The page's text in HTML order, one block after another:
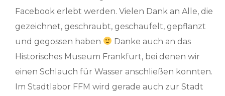
Facebook erlebt werden. Vielen Dank an Alle, die
gezeichnet, geschraubt, geschaufelt, gepflanzt
und gegossen haben
Danke auch an das
Historisches Museum Frankfurt, bei denen wir
einen Schlauch für Wasser anschließen konnten.
Im Stadtlabor FFM wird gerade auch zur Stadt